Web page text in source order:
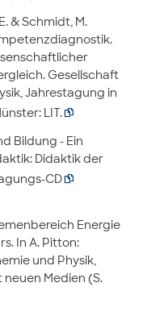
& Schmidt, M.
Gesellschaft
Jahrestagung in
LIT.
Bildung - Ein
Didaktik der
CD
Energie
In A. Pitton:
und Physik,
neuen Medien (S.